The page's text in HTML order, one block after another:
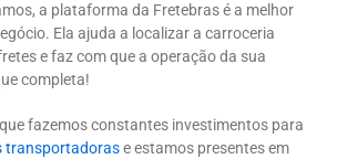
a plataforma da Fretebras é a melhor
Ela ajuda a localizar a carroceria
e faz com que a operação da sua
completa!
fazemos constantes investimentos para
transportadorase estamos presentes em